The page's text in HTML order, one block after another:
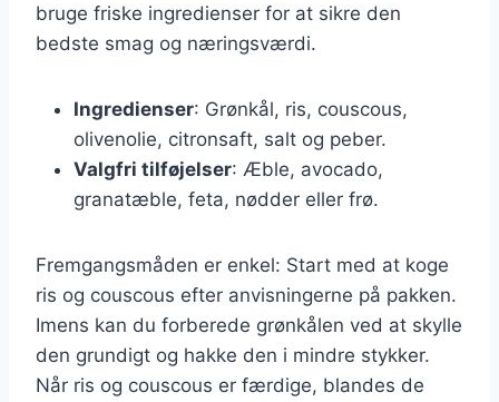
bruge friske ingredienser for at sikre den
bedste smag og næringsværdi.
Ingredienser: Grønkål, ris, couscous,
olivenolie, citronsaft, salt og peber.
Valgfri tilføjelser: Æble, avocado,
granatæble, feta, nødder eller frø.
Fremgangsmåden er enkel: Start med at koge
ris og couscous efter anvisningerne på pakken.
Imens kan du forberede grønkålen ved at skylle
den grundigt og hakke den i mindre stykker.
Når ris og couscous er færdige, blandes de